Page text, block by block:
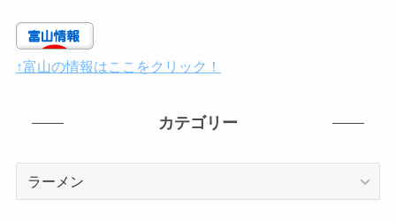
↑富山の情報はここをクリック！
カテゴリー